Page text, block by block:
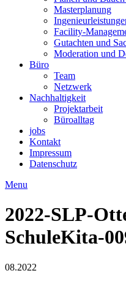
Masterplanung
Facility-
Gutachten und
Moderation und
Büro
Team
Netzwerk
Nachhaltigkeit
Projektarbeit
Büroalltag
jobs
Kontakt
Impressum
Datenschutz
Menu
2022-SLP-
SchuleKita-
08.2022